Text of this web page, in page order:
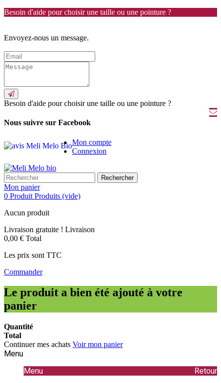
Besoin d'aide pour choisir une taille ou une pointure ?
Envoyez-nous un message.
Besoin d'aide pour choisir une taille ou une pointure ?
Nous suivre sur Facebook
Mon compte
Connexion
Rechercher
Mon panier
0 Produit Produits (vide)
Aucun produit
Livraison gratuite ! Livraison
0,00 € Total
Les prix sont TTC
Commander
Le produit a bien été ajouté à votre
panier
Quantité
Total
Continuer mes achats Voir mon panier
Menu
Menu
Retour